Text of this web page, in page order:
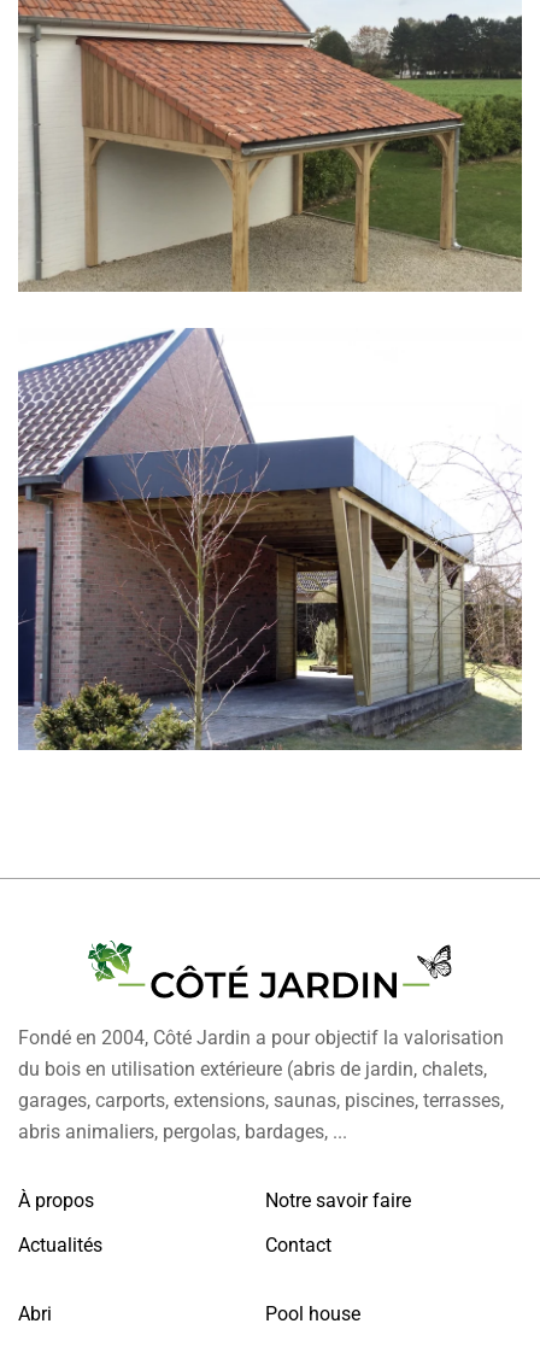
Fondé en 2004, Côté Jardin a pour objectif la valorisation
du bois en utilisation extérieure (abris de jardin, chalets,
garages, carports, extensions, saunas, piscines, terrasses,
abris animaliers, pergolas, bardages, ...
À propos
Notre savoir faire
Actualités
Contact
Abri
Pool house